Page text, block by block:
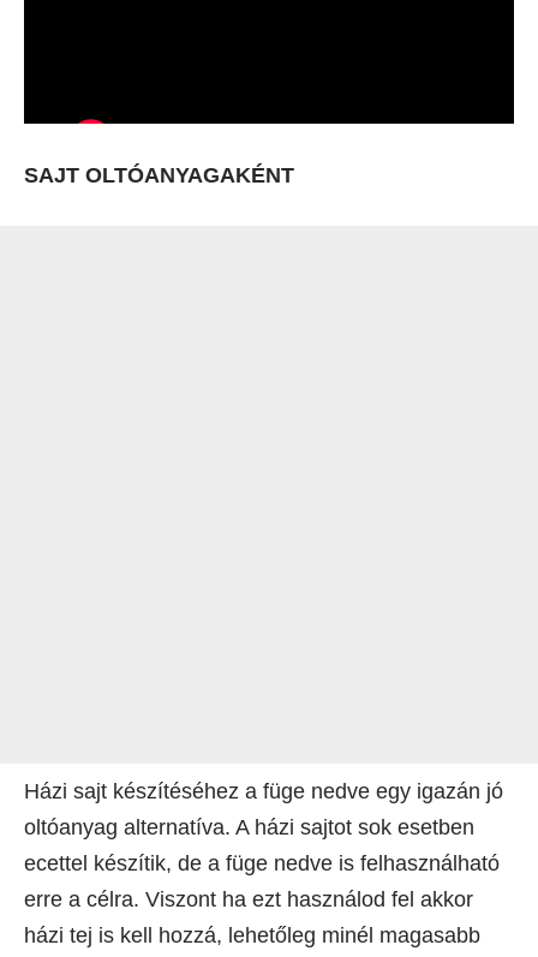
SAJT OLTÓANYAGAKÉNT
Házi sajt készítéséhez a füge nedve egy igazán jó
oltóanyag alternatíva. A házi sajtot sok esetben
ecettel készítik, de a füge nedve is felhasználható
erre a célra. Viszont ha ezt használod fel akkor
házi tej is kell hozzá, lehetőleg minél magasabb